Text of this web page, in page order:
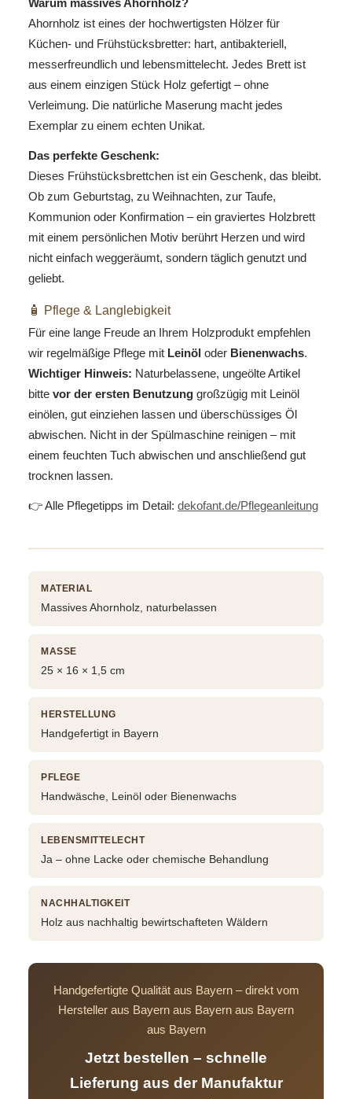
Warum massives Ahornholz?
Ahornholz ist eines der hochwertigsten Hölzer für
Küchen- und Frühstücksbretter: hart, antibakteriell,
messerfreundlich und lebensmittelecht. Jedes Brett ist
aus einem einzigen Stück Holz gefertigt – ohne
Verleimung. Die natürliche Maserung macht jedes
Exemplar zu einem echten Unikat.
Das perfekte Geschenk:
Dieses Frühstücksbrettchen ist ein Geschenk, das bleibt.
Ob zum Geburtstag, zu Weihnachten, zur Taufe,
Kommunion oder Konfirmation – ein graviertes Holzbrett
mit einem persönlichen Motiv berührt Herzen und wird
nicht einfach weggeräumt, sondern täglich genutzt und
geliebt.
🧴 Pflege & Langlebigkeit
Für eine lange Freude an Ihrem Holzprodukt empfehlen
wir regelmäßige Pflege mit Leinöl oder Bienenwachs.
Wichtiger Hinweis: Naturbelassene, ungeölte Artikel
bitte vor der ersten Benutzung großzügig mit Leinöl
einölen, gut einziehen lassen und überschüssiges Öl
abwischen. Nicht in der Spülmaschine reinigen – mit
einem feuchten Tuch abwischen und anschließend gut
trocknen lassen.
👉 Alle Pflegetipps im Detail: dekofant.de/Pflegeanleitung
MATERIAL
Massives Ahornholz, naturbelassen
MASSE
25 × 16 × 1,5 cm
HERSTELLUNG
Handgefertigt in Bayern
PFLEGE
Handwäsche, Leinöl oder Bienenwachs
LEBENSMITTELECHT
Ja – ohne Lacke oder chemische Behandlung
NACHHALTIGKEIT
Holz aus nachhaltig bewirtschafteten Wäldern
Handgefertigte Qualität aus Bayern – direkt vom
Hersteller aus Bayern aus Bayern aus Bayern
aus Bayern
Jetzt bestellen – schnelle
Lieferung aus der Manufaktur